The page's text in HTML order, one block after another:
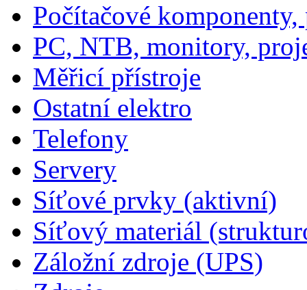
Počítačové
PC, NTB, monitory,
Měřicí přístroje
Ostatní elektro
Telefony
Servery
Síťové prvky (aktivní)
Síťový materiál
Záložní zdroje (UPS)